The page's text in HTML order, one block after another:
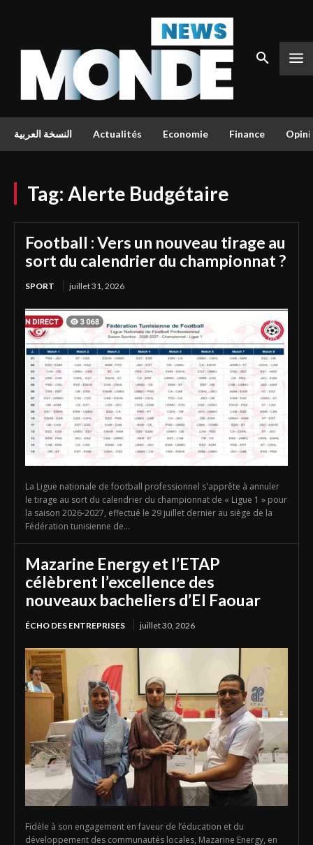
النسخة العربية Actualités Economie Finance
Tag: Alerte Budgétaire
Football : Vers un nouveau tirage au
sort du calendrier du championnat ?
SPORT juillet 31, 2026
La Ligue nationale de football professionnel s'apprête à annuler
le tirage au sort du calendrier du championnat de « Ligue 1 » pour
la saison 2026-2027, effectué le 29 juillet dernier au siège de la
Fédération tunisienne de...
Mazarine Energy et l’ETAP
célèbrent l’excellence des
nouveaux bacheliers d’El Faouar
ÉCHO DES ENTREPRISES juillet 30, 2026
Fidèle à son engagement en faveur de l’éducation et du
développement des communautés locales, Mazarine Energy, en